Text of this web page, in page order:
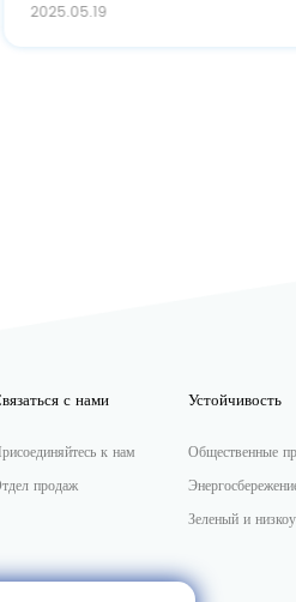
с нами
к нам
продаж
Устойчивость
Общественные
Зеленый и